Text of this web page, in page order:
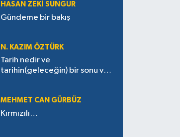
HASAN ZEKI SUNGUR
Gündeme bir bakış
N. KAZIM ÖZTÜRK
Tarih nedir ve
tarihin(geleceğin) bir sonu var
MEHMET CAN GÜRBÜZ
Kırmızılı…